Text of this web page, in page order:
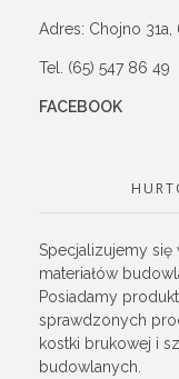
Adres: Chojno
Tel. (65) 547 86 49
FACEBOOK
Specjalizujemy się
materiałów
Posiadamy
sprawdzonych
kostki brukowej i
budowlanych.